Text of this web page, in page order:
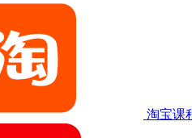
淘宝课